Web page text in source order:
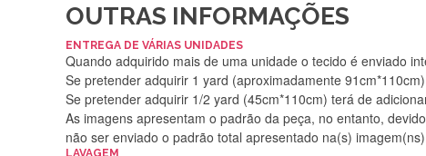
OUTRAS INFORMAÇÕES
ENTREGA DE VÁRIAS UNIDADES
Quando adquirido mais de uma unidade o tecido é enviado
Se pretender adquirir 1 yard (aproximadamente
Se pretender adquirir 1/2 yard (45cm*110cm) terá de
As imagens apresentam o padrão da peça, no entanto,
não ser enviado o padrão total apresentado na(s)
LAVAGEM